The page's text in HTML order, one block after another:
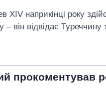
XIV наприкінці року
– він відвідає Туреччину
прокоментував